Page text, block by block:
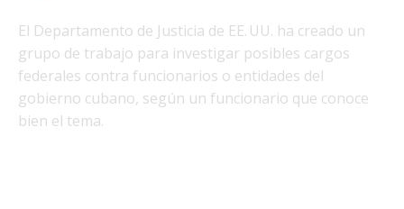
El Departamento de Justicia de EE. UU. ha creado un
grupo de trabajo para investigar posibles cargos
federales contra funcionarios o entidades del
gobierno cubano, según un funcionario que conoce
bien el tema.